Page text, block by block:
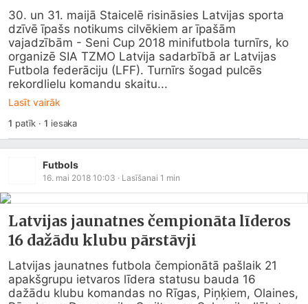
30. un 31. maijā Staicelē risināsies Latvijas sporta
dzīvē īpašs notikums cilvēkiem ar īpašām
vajadzībām - Seni Cup 2018 minifutbola turnīrs, ko
organizē SIA TZMO Latvija sadarbībā ar Latvijas
Futbola federāciju (LFF). Turnīrs šogad pulcēs
rekordlielu komandu skaitu...
Lasīt vairāk
1 patīk ·1 iesaka
Futbols
16. mai 2018 10:03 · Lasīšanai 1 min
Latvijas jaunatnes čempionāta līderos
16 dažādu klubu pārstāvji
Latvijas jaunatnes futbola čempionātā pašlaik 21
apakšgrupu ietvaros līdera statusu bauda 16
dažādu klubu komandas no Rīgas, Piņķiem, Olaines,